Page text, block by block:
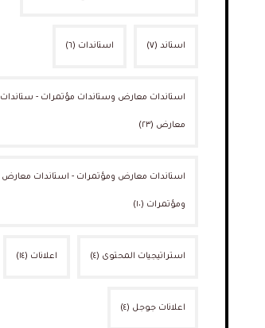
استاند(٧) استاندات (٦)
استاندات معارض وستاندات مؤتمرات - ستاندات
معارض (٢٣)
استاندات معارض ومؤتمرات - استاندات معارض
ومؤتمرات (١٠)
استراتيجيات المحتوى (٤) اعلانات (١٤)
اعلانات جوجل (٤)